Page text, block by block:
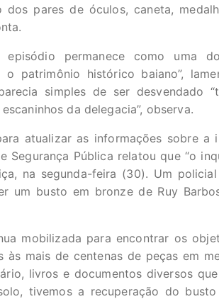
dos pares de óculos, caneta,
episódio permanece como uma
o patrimônio histórico baiano”,
simples de ser desvendado
da delegacia”, observa.
atualizar as informações sobre a
Segurança Pública relatou que “o
na segunda-feira (30). Um
um busto em bronze de Ruy
mobilizada para encontrar os
àsmais de centenas de peças em
livros e documentos diversos
tivemos a recuperação do